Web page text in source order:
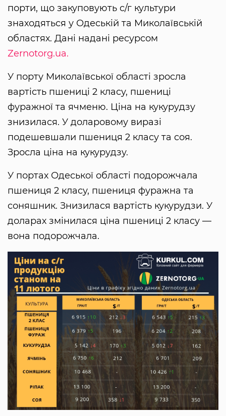
порти, що закуповують с/г культури
знаходяться у Одеській та Миколаївській
областях. Дані надані ресурсом
Zernotorg.ua.
У порту Миколаївської області зросла
вартість пшениці 2 класу, пшениці
фуражної та ячменю. Ціна на кукурудзу
знизилася. У доларовому виразі
подешевшали пшениця 2 класу та соя.
Зросла ціна на кукурудзу.
У портах Одеської області подорожчала
пшениця 2 класу, пшениця фуражна та
соняшник. Знизилася вартість кукурудзи. У
доларах змінилася ціна пшениці 2 класу —
вона подорожчала.